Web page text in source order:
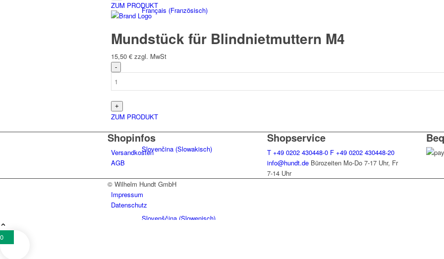
Français (Französisch)
Slovenčina (Slowakisch)
Slovenščina (Slowenisch)
ZUM PRODUKT
Mundstück für Blindnietmuttern M4
15,50 € zzgl. MwSt
ZUM PRODUKT
Shopinfos
Versandkosten
AGB
Shopservice
T +49 0202 430448-0 F +49 0202 430448-20
info@hundt.de Bürozeiten Mo-Do 7-17 Uhr, Fr
7-14 Uhr
© Wilhelm Hundt GmbH
Impressum
Datenschutz
0